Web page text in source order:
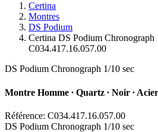
Certina
Montres
DS Podium
Certina DS Podium Chronograph
C034.417.16.057.00
DS Podium Chronograph 1/10 sec
Montre Homme ∙ Quartz ∙ Noir ∙
Référence: C034.417.16.057.00
DS Podium Chronograph 1/10 sec